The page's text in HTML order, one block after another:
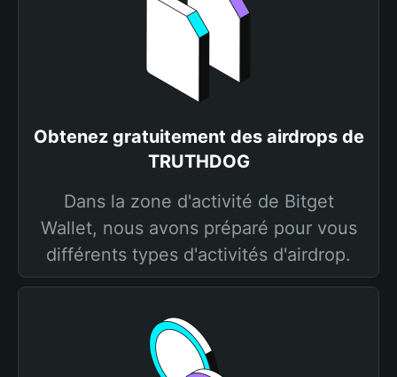
Obtenez gratuitement des airdrops de
TRUTHDOG
Dans la zone d'activité de Bitget
Wallet, nous avons préparé pour vous
différents types d'activités d'airdrop.